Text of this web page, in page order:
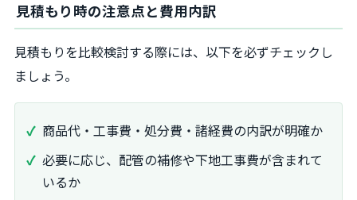
見積もり時の注意点と費用内訳
見積もりを比較検討する際には、以下を必ずチェックし
ましょう。
商品代・工事費・処分費・諸経費の内訳が明確か
必要に応じ、配管の補修や下地工事費が含まれて
いるか